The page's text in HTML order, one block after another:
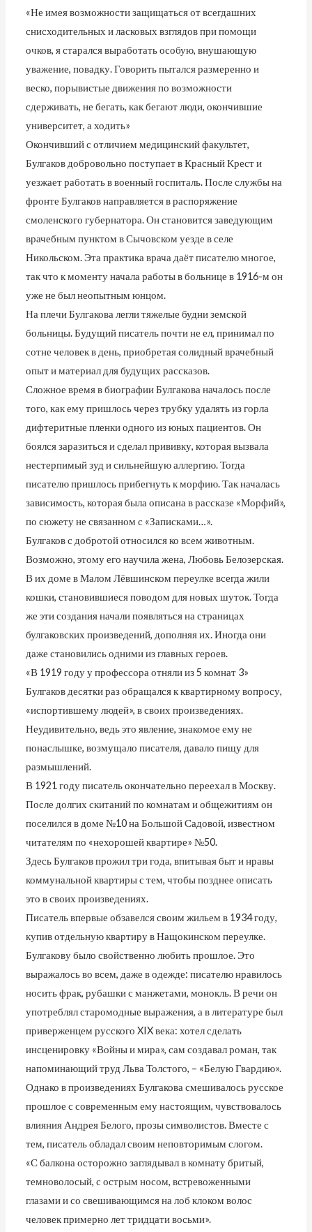
«Не имея возможности защищаться от всегдашних
снисходительных и ласковых взглядов при помощи
очков, я старался выработать особую, внушающую
уважение, повадку. Говорить пытался размеренно и
веско, порывистые движения по возможности
сдерживать, не бегать, как бегают люди, окончившие
университет, а ходить»
Окончивший с отличием медицинский факультет,
Булгаков добровольно поступает в Красный Крест и
уезжает работать в военный госпиталь. После службы на
фронте Булгаков направляется в распоряжение
смоленского губернатора. Он становится заведующим
врачебным пунктом в Сычовском уезде в селе
Никольском. Эта практика врача даёт писателю многое,
так что к моменту начала работы в больнице в 1916-м он
уже не был неопытным юнцом.
На плечи Булгакова легли тяжелые будни земской
больницы. Будущий писатель почти не ел, принимал по
сотне человек в день, приобретая солидный врачебный
опыт и материал для будущих рассказов.
Сложное время в биографии Булгакова началось после
того, как ему пришлось через трубку удалять из горла
дифтеритные пленки одного из юных пациентов. Он
боялся заразиться и сделал прививку, которая вызвала
нестерпимый зуд и сильнейшую аллергию. Тогда
писателю пришлось прибегнуть к морфию. Так началась
зависимость, которая была описана в рассказе «Морфий»,
по сюжету не связанном с «Записками…».
Булгаков с добротой относился ко всем животным.
Возможно, этому его научила жена, Любовь Белозерская.
В их доме в Малом Лёвшинском переулке всегда жили
кошки, становившиеся поводом для новых шуток. Тогда
же эти создания начали появляться на страницах
булгаковских произведений, дополняя их. Иногда они
даже становились одними из главных героев.
«В 1919 году у профессора отняли из 5 комнат 3»
Булгаков десятки раз обращался к квартирному вопросу,
«испортившему людей», в своих произведениях.
Неудивительно, ведь это явление, знакомое ему не
понаслышке, возмущало писателя, давало пищу для
размышлений.
В 1921 году писатель окончательно переехал в Москву.
После долгих скитаний по комнатам и общежитиям он
поселился в доме №10 на Большой Садовой, известном
читателям по «нехорошей квартире» №50.
Здесь Булгаков прожил три года, впитывая быт и нравы
коммунальной квартиры с тем, чтобы позднее описать
это в своих произведениях.
Писатель впервые обзавелся своим жильем в 1934 году,
купив отдельную квартиру в Нащокинском переулке.
Булгакову было свойственно любить прошлое. Это
выражалось во всем, даже в одежде: писателю нравилось
носить фрак, рубашки с манжетами, монокль. В речи он
употреблял старомодные выражения, а в литературе был
приверженцем русского XIX века: хотел сделать
инсценировку «Войны и мира», сам создавал роман, так
напоминающий труд Льва Толстого, – «Белую Гвардию».
Однако в произведениях Булгакова смешивалось русское
прошлое с современным ему настоящим, чувствовалось
влияния Андрея Белого, прозы символистов. Вместе с
тем, писатель обладал своим неповторимым слогом.
«С балкона осторожно заглядывал в комнату бритый,
темноволосый, с острым носом, встревоженными
глазами и со свешивающимся на лоб клоком волос
человек примерно лет тридцати восьми».